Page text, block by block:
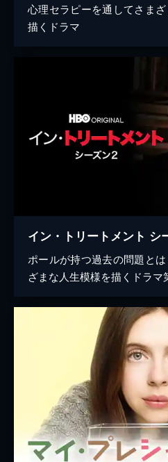
心理セラピーを通してさま
描くドラマ
イン・トリートメント シ
ポールが持つ過去の問題と
ざまな人生模様を描くドラマ